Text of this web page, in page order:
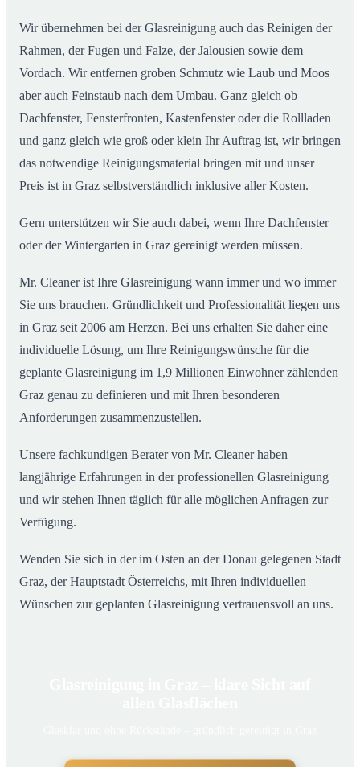
Wir übernehmen bei der Glasreinigung auch das Reinigen der
Rahmen, der Fugen und Falze, der Jalousien sowie dem
Vordach. Wir entfernen groben Schmutz wie Laub und Moos
aber auch Feinstaub nach dem Umbau. Ganz gleich ob
Dachfenster, Fensterfronten, Kastenfenster oder die Rollladen
und ganz gleich wie groß oder klein Ihr Auftrag ist, wir bringen
das notwendige Reinigungsmaterial bringen mit und unser
Preis ist in Graz selbstverständlich inklusive aller Kosten.
Gern unterstützen wir Sie auch dabei, wenn Ihre Dachfenster
oder der Wintergarten in Graz gereinigt werden müssen.
Mr. Cleaner ist Ihre Glasreinigung wann immer und wo immer
Sie uns brauchen. Gründlichkeit und Professionalität liegen uns
in Graz seit 2006 am Herzen. Bei uns erhalten Sie daher eine
individuelle Lösung, um Ihre Reinigungswünsche für die
geplante Glasreinigung im 1,9 Millionen Einwohner zählenden
Graz genau zu definieren und mit Ihren besonderen
Anforderungen zusammenzustellen.
Unsere fachkundigen Berater von Mr. Cleaner haben
langjährige Erfahrungen in der professionellen Glasreinigung
und wir stehen Ihnen täglich für alle möglichen Anfragen zur
Verfügung.
Wenden Sie sich in der im Osten an der Donau gelegenen Stadt
Graz, der Hauptstadt Österreichs, mit Ihren individuellen
Wünschen zur geplanten Glasreinigung vertrauensvoll an uns.